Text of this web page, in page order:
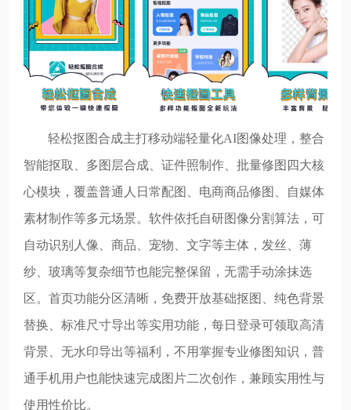
轻松抠图合成主打移动端轻量化AI图像处理，整合
智能抠取、多图层合成、证件照制作、批量修图四大核
心模块，覆盖普通人日常配图、电商商品修图、自媒体
素材制作等多元场景。软件依托自研图像分割算法，可
自动识别人像、商品、宠物、文字等主体，发丝、薄
纱、玻璃等复杂细节也能完整保留，无需手动涂抹选
区。首页功能分区清晰，免费开放基础抠图、纯色背景
替换、标准尺寸导出等实用功能，每日登录可领取高清
背景、无水印导出等福利，不用掌握专业修图知识，普
通手机用户也能快速完成图片二次创作，兼顾实用性与
使用性价比。